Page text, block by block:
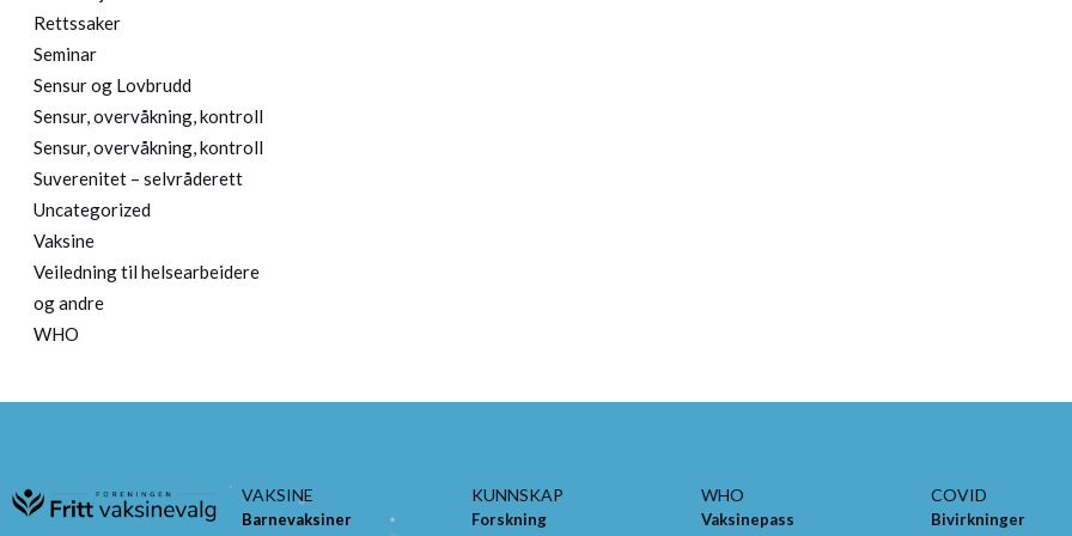
Rettssaker
Seminar
Sensur og Lovbrudd
Sensur, overvåkning, kontroll
Sensur, overvåkning, kontroll
Suverenitet – selvråderett
Uncategorized
Vaksine
Veiledning til helsearbeidere
og andre
WHO
VAKSINE
Barnevaksiner
KUNNSKAP
Forskning
WHO
Vaksinepass
COVID
Bivirkninger